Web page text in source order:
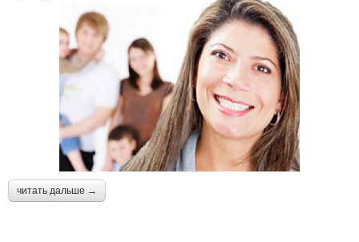
читать дальше →